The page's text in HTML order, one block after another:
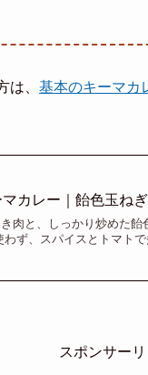
は、 基本のキーマカ
カレー｜飴色玉ね
肉と、しっかり炒めた
わず、スパイスとトマト
スポンサー